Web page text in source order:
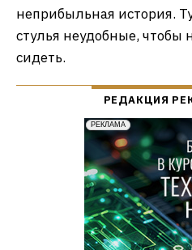
неприбыльная история.
стулья неудобные, чтобы
сидеть.